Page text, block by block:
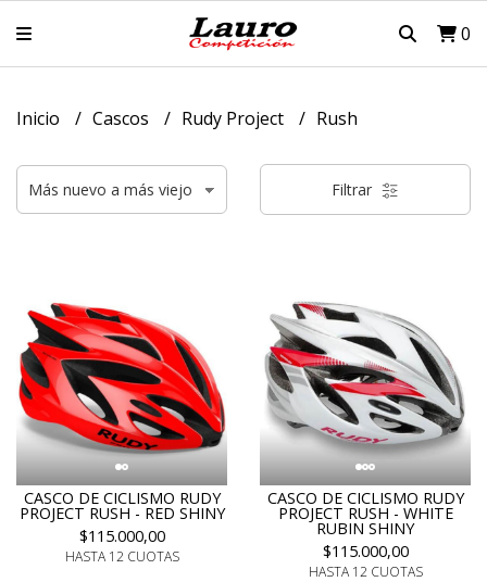
0
Inicio Cascos Rudy Project Rush
Filtrar
CASCO DE CICLISMO RUDY
PROJECT RUSH - RED SHINY
$115.000,00
HASTA 12 CUOTAS
CASCO DE CICLISMO RUDY
PROJECT RUSH - WHITE
RUBIN SHINY
$115.000,00
HASTA 12 CUOTAS